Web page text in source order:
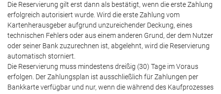
Die Reservierung gilt erst dann als bestätigt, wenn die erste Zahlung
erfolgreich autorisiert wurde. Wird die erste Zahlung vom
Kartenherausgeber aufgrund unzureichender Deckung, eines
technischen Fehlers oder aus einem anderen Grund, der dem Nutzer
oder seiner Bank zuzurechnen ist, abgelehnt, wird die Reservierung
automatisch storniert.
Die Reservierung muss mindestens dreißig (30) Tage im Voraus
erfolgen. Der Zahlungsplan ist ausschließlich für Zahlungen per
Bankkarte verfügbar und nur, wenn die während des Kaufprozesses